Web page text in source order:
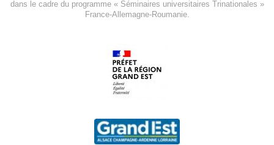
dans le cadre du programme « Séminaires universitaires Trinationales »
France-Allemagne-Roumanie.